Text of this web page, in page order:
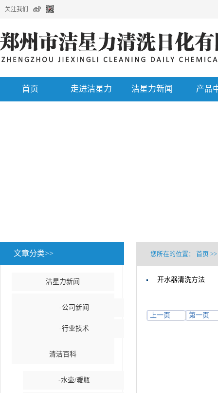
关注我们
首页 走进洁星力 洁星力新闻 产品
文章分类>>
洁星力新闻
-公司新闻
-行业技术
清洁百科
-水壶/暖瓶
您所在的位置： 首页 >>
开水器清洗方法
上一页 第一页